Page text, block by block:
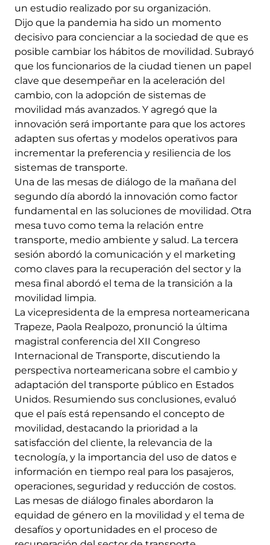
un estudio realizado por su organización.
Dijo que la pandemia ha sido un momento
decisivo para concienciar a la sociedad de que es
posible cambiar los hábitos de movilidad. Subrayó
que los funcionarios de la ciudad tienen un papel
clave que desempeñar en la aceleración del
cambio, con la adopción de sistemas de
movilidad más avanzados. Y agregó que la
innovación será importante para que los actores
adapten sus ofertas y modelos operativos para
incrementar la preferencia y resiliencia de los
sistemas de transporte.
Una de las mesas de diálogo de la mañana del
segundo día abordó la innovación como factor
fundamental en las soluciones de movilidad. Otra
mesa tuvo como tema la relación entre
transporte, medio ambiente y salud. La tercera
sesión abordó la comunicación y el marketing
como claves para la recuperación del sector y la
mesa final abordó el tema de la transición a la
movilidad limpia.
La vicepresidenta de la empresa norteamericana
Trapeze, Paola Realpozo, pronunció la última
magistral conferencia del XII Congreso
Internacional de Transporte, discutiendo la
perspectiva norteamericana sobre el cambio y
adaptación del transporte público en Estados
Unidos. Resumiendo sus conclusiones, evaluó
que el país está repensando el concepto de
movilidad, destacando la prioridad a la
satisfacción del cliente, la relevancia de la
tecnología, y la importancia del uso de datos e
información en tiempo real para los pasajeros,
operaciones, seguridad y reducción de costos.
Las mesas de diálogo finales abordaron la
equidad de género en la movilidad y el tema de
desafíos y oportunidades en el proceso de